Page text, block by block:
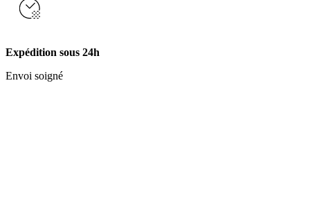
Expédition sous 24h
Envoi soigné